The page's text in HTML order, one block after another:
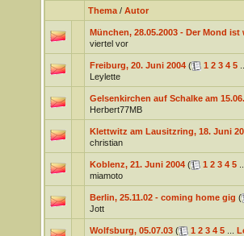
Thema/ Autor
München, 28.05.2003 - Der Mond
viertel vor
Freiburg, 20. Juni 2004 ( 1 2 3 4 5...
Leylette
Gelsenkirchen auf Schalke am
Herbert77MB
Klettwitz am Lausitzring, 18. Juni
christian
Koblenz, 21. Juni 2004 ( 1 2 3 4 5...
miamoto
Berlin, 25.11.02 - coming home gig (
Jott
Wolfsburg, 05.07.03 ( 1 2 3 4 5...